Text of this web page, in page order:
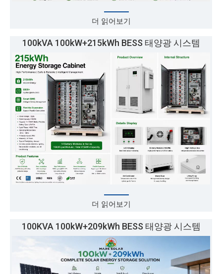
더 읽어보기
100kVA 100kW+215kWh BESS 태양광 시스템
더 읽어보기
100KVA 100kW+209kWh BESS 태양광 시스템